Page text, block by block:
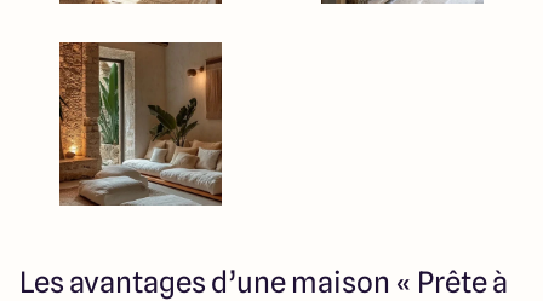
Les avantages d’une maison « Prête à